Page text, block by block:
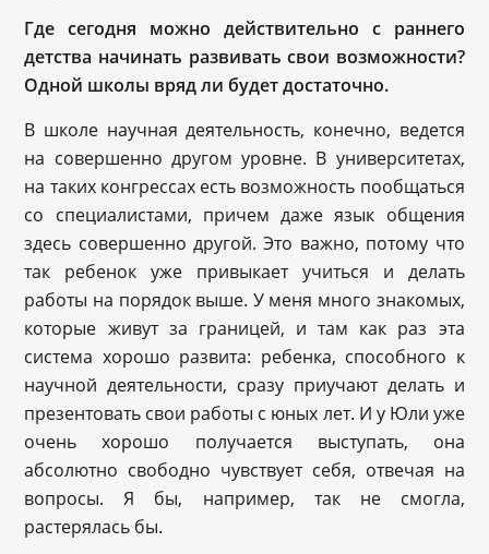
Где сегодня можно действительно с раннего
детства начинать развивать свои возможности?
Одной школы вряд ли будет достаточно.
В школе научная деятельность, конечно, ведется
на совершенно другом уровне. В университетах,
на таких конгрессах есть возможность пообщаться
со специалистами, причем даже язык общения
здесь совершенно другой. Это важно, потому что
так ребенок уже привыкает учиться и делать
работы на порядок выше. У меня много знакомых,
которые живут за границей, и там как раз эта
система хорошо развита: ребенка, способного к
научной деятельности, сразу приучают делать и
презентовать свои работы с юных лет. И у Юли уже
очень хорошо получается выступать, она
абсолютно свободно чувствует себя, отвечая на
вопросы. Я бы, например, так не смогла,
растерялась бы.